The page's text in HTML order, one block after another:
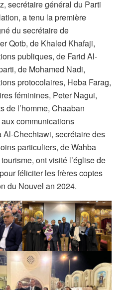
secrétaire général du Parti
a tenu la première
du secrétaire de
Qotb, de Khaled Khafaji,
publiques, de Farid Al-
de Mohamed Nadi,
protocolaires, Heba Farag,
féminines, Peter Nagui,
de l’homme, Chaaban
communications
Al-Chechtawi, secrétaire des
particuliers, de Wahba
ont visité l’église de
féliciter les frères coptes
du Nouvel an 2024.